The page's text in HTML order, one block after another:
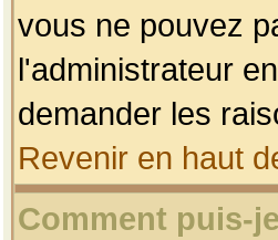
vous ne pouvez
l'administrateur
demander les
Revenir en haut
Comment puis-